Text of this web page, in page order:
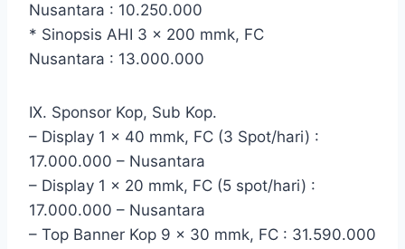
Nusantara : 10.250.000
* Sinopsis AHI 3 x 200 mmk, FC
Nusantara : 13.000.000
IX. Sponsor Kop, Sub Kop.
– Display 1 x 40 mmk, FC (3 Spot/hari) :
17.000.000 – Nusantara
– Display 1 x 20 mmk, FC (5 spot/hari) :
17.000.000 – Nusantara
– Top Banner Kop 9 x 30 mmk, FC : 31.590.000